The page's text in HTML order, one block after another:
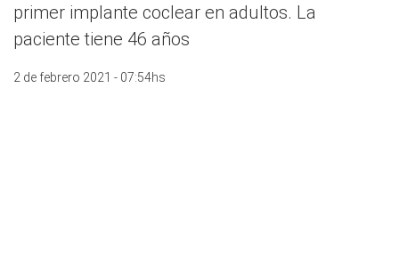
primer implante coclear en adultos. La
paciente tiene 46 años
2 de febrero 2021 - 07:54hs